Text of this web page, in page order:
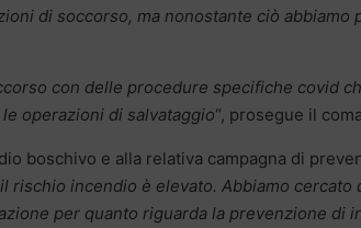
di soccorso, ma nonostante ciò abbiamo
con delle procedure specifiche covid
operazioni di salvataggio“, prosegue il
boschivo e alla relativa campagna di
rischio incendio è elevato. Abbiamo cercato
per quanto riguarda la prevenzione di